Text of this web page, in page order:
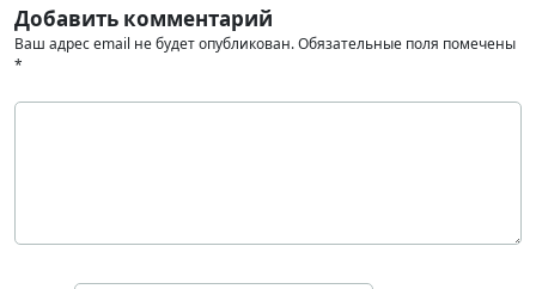
Добавить комментарий
Ваш адрес email не будет опубликован.Обязательные поля помечены
*